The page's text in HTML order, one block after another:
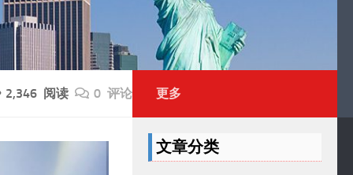
2,346 阅读 0 评论 更多
文章分类